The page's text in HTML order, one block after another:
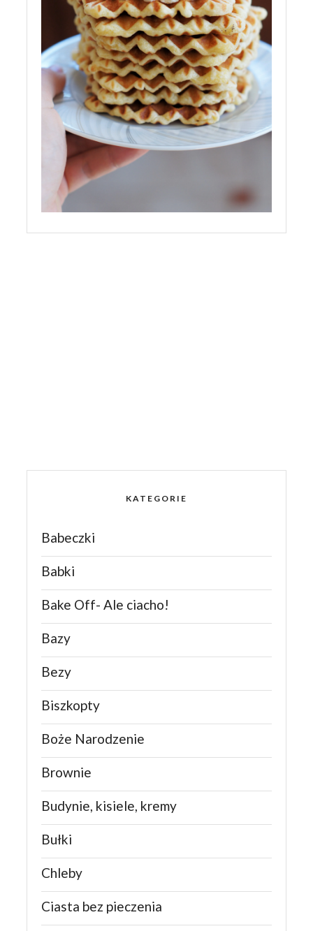
KATEGORIE
Babeczki
Babki
Bake Off- Ale ciacho!
Bazy
Bezy
Biszkopty
Boże Narodzenie
Brownie
Budynie, kisiele, kremy
Bułki
Chleby
Ciasta bez pieczenia